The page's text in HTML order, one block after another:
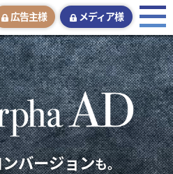
広告主様 メディア様
バージョンも。